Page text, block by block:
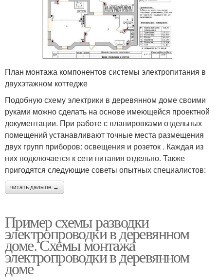
План монтажа компонентов системы электропитания в
двухэтажном коттедже
Подобную схему электрики в деревянном доме своими
руками можно сделать на основе имеющейся проектной
документации. При работе с планировками отдельных
помещений устанавливают точные места размещения
двух групп приборов: освещения и розеток . Каждая из
них подключается к сети питания отдельно. Также
пригодятся следующие советы опытных специалистов:
читать дальше →
Пример схемы разводки
электропроводки в деревянном
доме. Схемы монтажа
электропроводки в деревянном
доме